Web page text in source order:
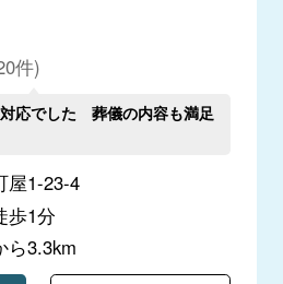
件)
応でした 葬儀の内容も満足
屋1-23-4
歩1分
ら3.3km